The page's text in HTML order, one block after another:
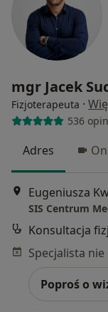
mgr Jacek
Fizjoterapeuta ·
536
Adres
Eugeniusza
SIS Centrum
Konsultacja
Poproś o